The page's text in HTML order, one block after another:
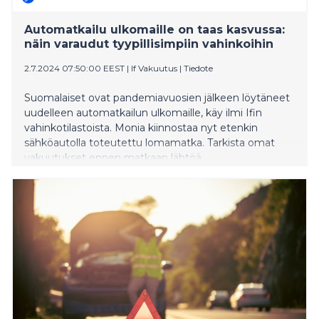
Automatkailu ulkomaille on taas kasvussa:
näin varaudut tyypillisimpiin vahinkoihin
2.7.2024 07:50:00 EEST | If Vakuutus | Tiedote
Suomalaiset ovat pandemiavuosien jälkeen löytäneet
uudelleen automatkailun ulkomaille, käy ilmi Ifin
vahinkotilastoista. Monia kiinnostaa nyt etenkin
sähköautolla toteutettu lomamatka. Tarkista omat
vakuutukset ennen matkaan lähtöä.